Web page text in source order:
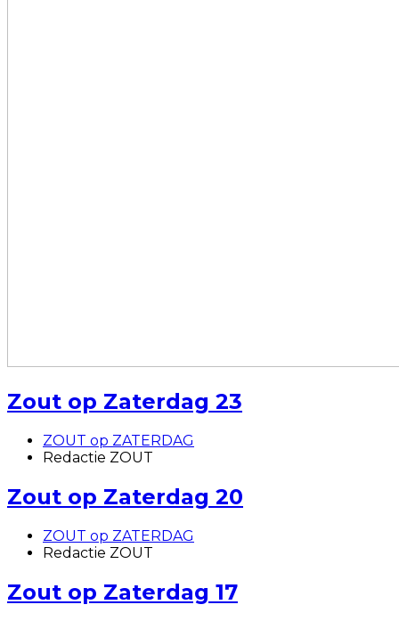
Zout op Zaterdag 23
ZOUT op ZATERDAG
Redactie ZOUT
Zout op Zaterdag 20
ZOUT op ZATERDAG
Redactie ZOUT
Zout op Zaterdag 17